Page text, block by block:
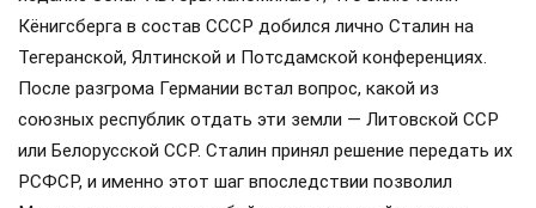
Кёнигсберга в состав СССР добился лично Сталин на
Тегеранской, Ялтинской и Потсдамской конференциях.
После разгрома Германии встал вопрос, какой из
союзных республик отдать эти земли — Литовской ССР
или Белорусской ССР. Сталин принял решение передать их
РСФСР, и именно этот шаг впоследствии позволил